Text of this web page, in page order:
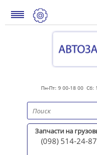
Пн-Пт: 9 00-18 00 Сб:
Запчасти на
(098) 514-24-87